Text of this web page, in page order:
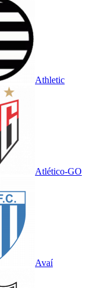
Athletic
Atlético-GO
Avaí